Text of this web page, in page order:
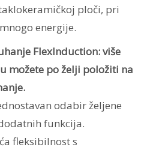
ploči, pri
energije.
FlexInduction: više
možete po želji položiti na
odabir željene
funkcija.
fleksibilnost s